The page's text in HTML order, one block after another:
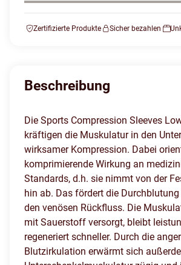
Zertifizierte Produkte Sicher bezahlen
Beschreibung
Die Sports Compression Sleeves
kräftigen die Muskulatur in den
wirksamer Kompression. Dabei
komprimierende Wirkung an
Standards, d.h. sie nimmt von der
hin ab. Das fördert die Durchblutung
den venösen Rückfluss. Die
mit Sauerstoff versorgt, bleibt
regeneriert schneller. Durch die
Blutzirkulation erwärmt sich